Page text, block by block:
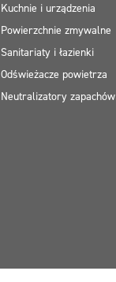
Kuchnie i urządzenia
Powierzchnie zmywalne
Sanitariaty i łazienki
Odświeżacze powietrza
Neutralizatory zapachów